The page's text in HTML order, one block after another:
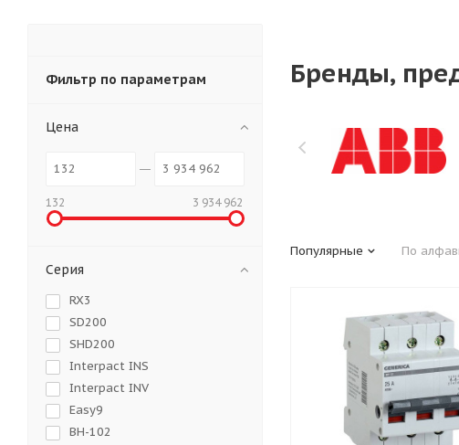
Бренды,
Популярные По
Фильтр по параметрам
Цена
132 3 934 962
Серия
RX3
SD200
SHD200
Interpact INS
Interpact INV
Easy9
ВН-102